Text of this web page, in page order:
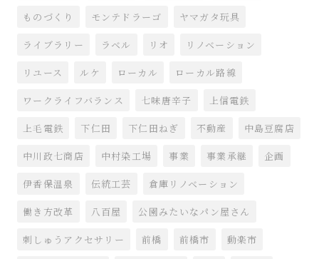
ものづくり モンテドラーゴ ヤマガタ玩具
ライブラリー ラベル リオ リノベーション
リユース ルケ ローカル ローカル路線
ワークライフバランス 七味唐辛子 上信電鉄
上毛電鉄 下仁田 下仁田ねぎ 不動産 中島豆腐店
中川政七商店 中村染工場 事業 事業承継 企画
伊香保温泉 伝統工芸 倉庫リノベーション
働き方改革 八百屋 公園みたいなパン屋さん
刺しゅうアクセサリー 前橋 前橋市 動楽市